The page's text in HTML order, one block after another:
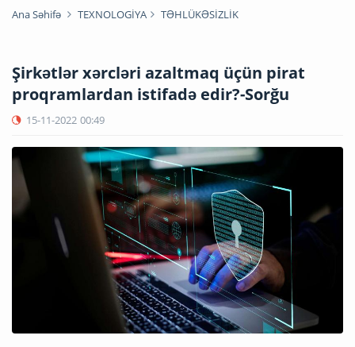
Ana Səhifə TEXNOLOGİYA TƏHLÜKƏSİZLİK
Şirkətlər xərcləri azaltmaq üçün pirat
proqramlardan istifadə edir?-Sorğu
15-11-2022 00:49